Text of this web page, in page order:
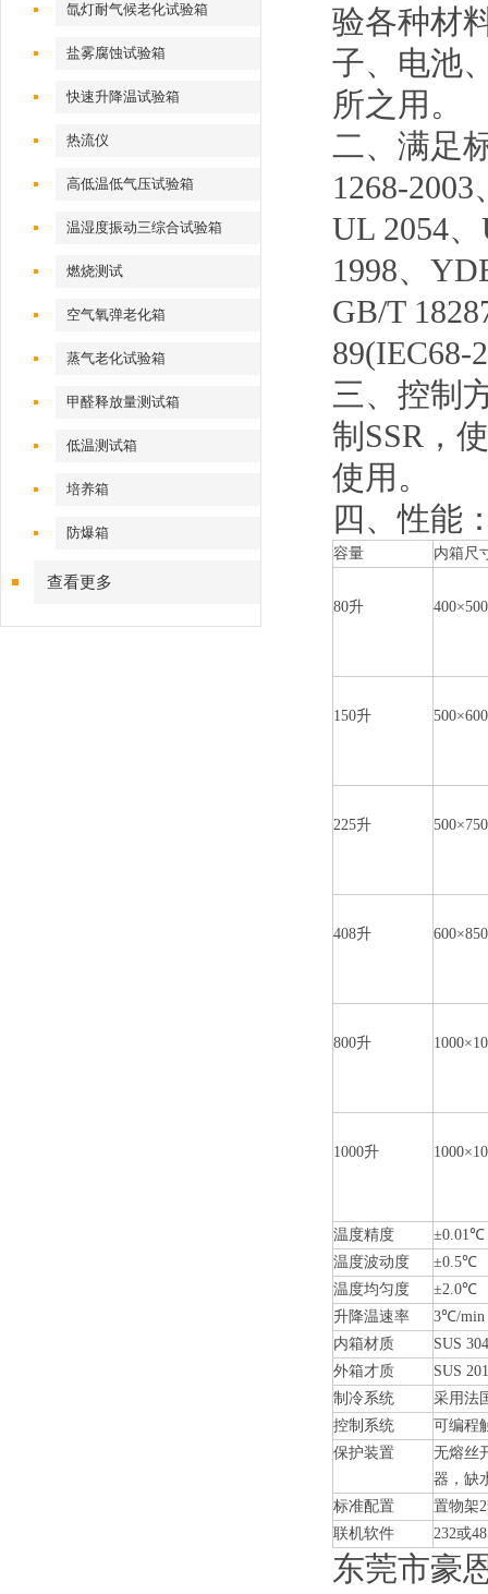
氙灯耐气候老化试验箱
盐雾腐蚀试验箱
快速升降温试验箱
热流仪
高低温低气压试验箱
温湿度振动三综合试验箱
燃烧测试
空气氧弹老化箱
蒸气老化试验箱
甲醛释放量测试箱
低温测试箱
培养箱
防爆箱
查看更多
验各种材
子、电池
所之用。
二、满足
1268-2003
UL 2054
1998、
GB/T
89(IEC68-
三、控制
制SSR，
使用。
四、性能
容量 内箱尺
80升
150升
225升
408升
800升
1000升
温度精度
±0.01℃
温度波动度
±0.5℃
温度均匀度
±2.0℃
升降温速率
3℃/min
内箱材质
SUS
外箱才质
SUS
制冷系统
采用法
控制系统
可编程
保护装置
无熔丝
器，缺
标准配置
置物架
联机软件
232或
东莞市豪